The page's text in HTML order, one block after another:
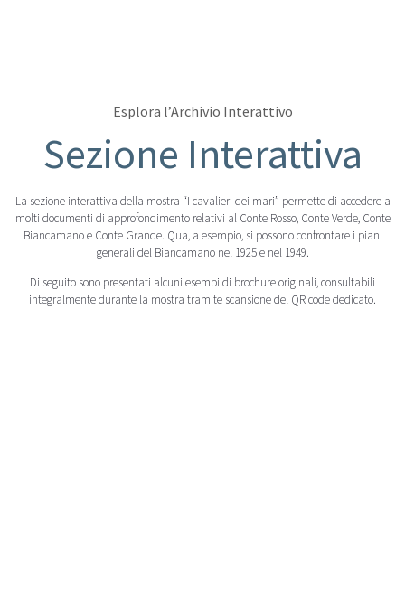
Esplora l’Archivio Interattivo
Sezione Interattiva
La sezione interattiva della mostra “I cavalieri dei mari” permette di accedere a
molti documenti di approfondimento relativi al Conte Rosso, Conte Verde, Conte
Biancamano e Conte Grande. Qua, a esempio, si possono confrontare i piani
generali del Biancamano nel 1925 e nel 1949.
Di seguito sono presentati alcuni esempi di brochure originali, consultabili
integralmente durante la mostra tramite scansione del QR code dedicato.